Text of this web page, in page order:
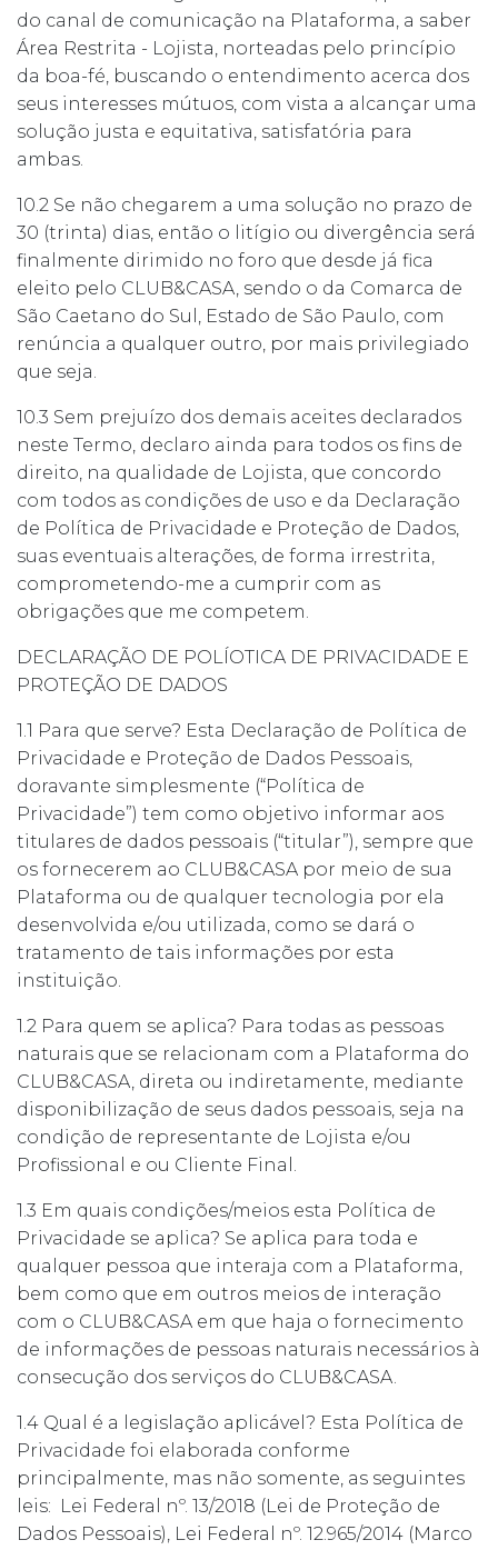
do canal de comunicação na Plataforma, a saber
Área Restrita - Lojista, norteadas pelo princípio
da boa-fé, buscando o entendimento acerca dos
seus interesses mútuos, com vista a alcançar uma
solução justa e equitativa, satisfatória para
ambas.
10.2 Se não chegarem a uma solução no prazo de
30 (trinta) dias, então o litígio ou divergência será
finalmente dirimido no foro que desde já fica
eleito pelo CLUB&CASA, sendo o da Comarca de
São Caetano do Sul, Estado de São Paulo, com
renúncia a qualquer outro, por mais privilegiado
que seja.
10.3 Sem prejuízo dos demais aceites declarados
neste Termo, declaro ainda para todos os fins de
direito, na qualidade de Lojista, que concordo
com todos as condições de uso e da Declaração
de Política de Privacidade e Proteção de Dados,
suas eventuais alterações, de forma irrestrita,
comprometendo-me a cumprir com as
obrigações que me competem.
DECLARAÇÃO DE POLÍOTICA DE PRIVACIDADE E
PROTEÇÃO DE DADOS
1.1 Para que serve? Esta Declaração de Política de
Privacidade e Proteção de Dados Pessoais,
doravante simplesmente (“Política de
Privacidade”) tem como objetivo informar aos
titulares de dados pessoais (“titular”), sempre que
os fornecerem ao CLUB&CASA por meio de sua
Plataforma ou de qualquer tecnologia por ela
desenvolvida e/ou utilizada, como se dará o
tratamento de tais informações por esta
instituição.
1.2 Para quem se aplica? Para todas as pessoas
naturais que se relacionam com a Plataforma do
CLUB&CASA, direta ou indiretamente, mediante
disponibilização de seus dados pessoais, seja na
condição de representante de Lojista e/ou
Profissional e ou Cliente Final.
1.3 Em quais condições/meios esta Política de
Privacidade se aplica? Se aplica para toda e
qualquer pessoa que interaja com a Plataforma,
bem como que em outros meios de interação
com o CLUB&CASA em que haja o fornecimento
de informações de pessoas naturais necessários à
consecução dos serviços do CLUB&CASA.
1.4 Qual é a legislação aplicável? Esta Política de
Privacidade foi elaborada conforme
principalmente, mas não somente, as seguintes
leis: Lei Federal nº. 13/2018 (Lei de Proteção de
Dados Pessoais), Lei Federal nº. 12.965/2014 (Marco